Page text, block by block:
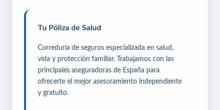
Tu Póliza de Salud
Correduría de seguros especializada en salud,
vida y protección familiar. Trabajamos con las
principales aseguradoras de España para
ofrecerte el mejor asesoramiento independiente
y gratuito.